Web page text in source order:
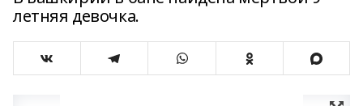
летняя девочка.